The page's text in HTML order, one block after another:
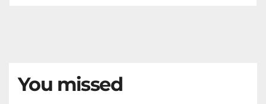
You missed